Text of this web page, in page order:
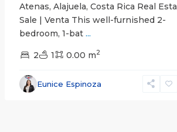
Atenas, Alajuela, Costa Rica Real
Sale | Venta This well-furnished 2-
bedroom, 1-bat ...
2 1 0.00 m2
Eunice Espinoza